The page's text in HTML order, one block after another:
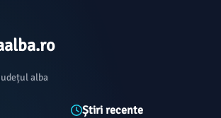
alba
Știri recente